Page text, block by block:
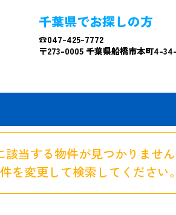
千葉県でお探しの方
☎047-425-7772
〒273-0005 千葉県船橋市本町4-
当する物件が見つかりません
を変更して検索してください。